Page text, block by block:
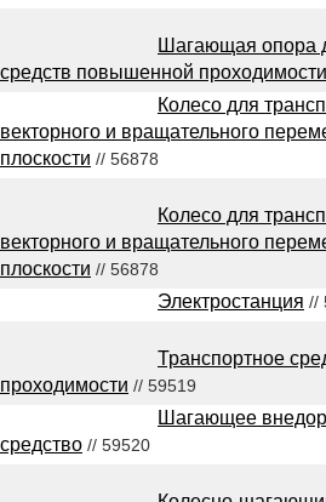
Шагающая опора
средств повышенной проходимости
Колесо для
векторного и вращательного
плоскости // 56878
Колесо для
векторного и вращательного
плоскости // 56878
Электростанция //
Транспортное
проходимости // 59519
Шагающее
средство // 59520